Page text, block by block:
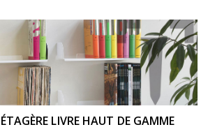
LIVRE HAUT DE GAMME